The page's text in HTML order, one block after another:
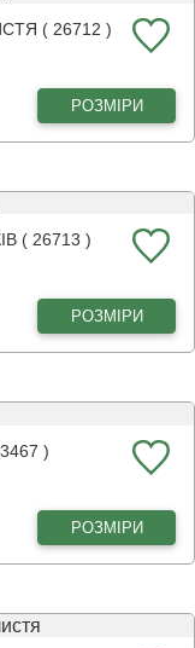
( 26712 )
РОЗМІРИ
( 26713 )
РОЗМІРИ
)
РОЗМІРИ